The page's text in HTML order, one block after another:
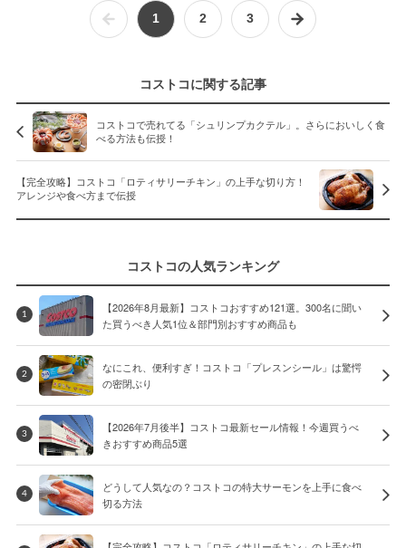
1 2 3
コストコに関する記事
コストコで売れてる「シュリンプカクテル」。さらにおいしく食
べる方法も伝授！
【完全攻略】コストコ「ロティサリーチキン」の上手な切り方！
アレンジや食べ方まで伝授
コストコの人気ランキング
1
【2026年8月最新】コストコおすすめ121選。300名に聞い
た買うべき人気1位＆部門別おすすめ商品も
2
なにこれ、便利すぎ！コストコ「プレスンシール」は驚愕
の密閉ぶり
3
【2026年7月後半】コストコ最新セール情報！今週買うべ
きおすすめ商品5選
4
どうして人気なの？コストコの特大サーモンを上手に食べ
切る方法